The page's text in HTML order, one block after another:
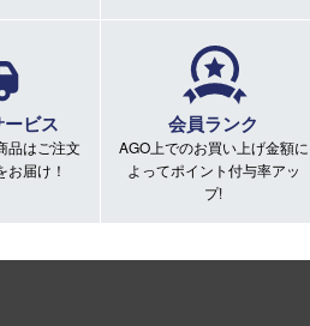
ビス
品はご注文
お届け！
会員ランク
AGO上でのお買い上げ金額に
よってポイント付与率アッ
プ!